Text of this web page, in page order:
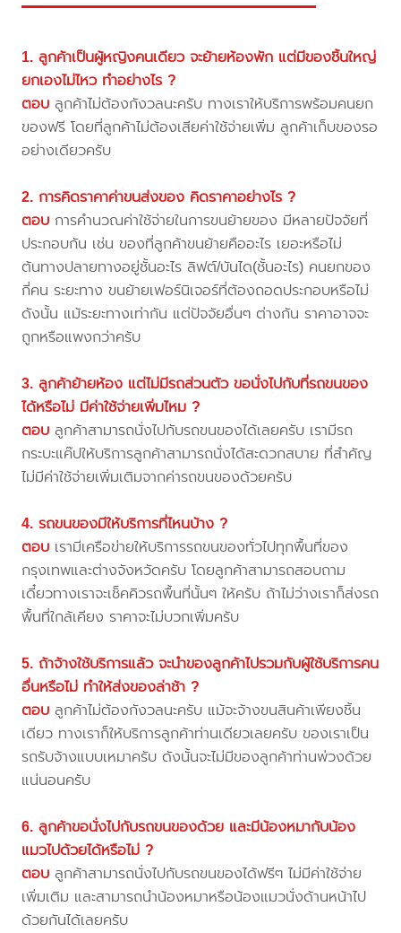
1. ลูกค้าเป็นผู้หญิงคนเดียว จะย้ายห้องพัก แต่มีของชิ้นใหญ่
ยกเองไม่ไหว ทำอย่างไร ?
ตอบ ลูกค้าไม่ต้องกังวลนะครับ ทางเราให้บริการพร้อมคนยก
ของฟรี โดยที่ลูกค้าไม่ต้องเสียค่าใช้จ่ายเพิ่ม ลูกค้าเก็บของรอ
อย่างเดียวครับ
2. การคิดราคาค่าขนส่งของ คิดราคาอย่างไร ?
ตอบ การคำนวณค่าใช้จ่ายในการขนย้ายของ มีหลายปัจจัยที่
ประกอบกัน เช่น ของที่ลูกค้าขนย้ายคืออะไร เยอะหรือไม่
ต้นทางปลายทางอยู่ชั้นอะไร ลิฟต์/บันได(ชั้นอะไร) คนยกของ
กี่คน ระยะทาง ขนย้ายเฟอร์นิเจอร์ที่ต้องถอดประกอบหรือไม่
ดังนั้น แม้ระยะทางเท่ากัน แต่ปัจจัยอื่นๆ ต่างกัน ราคาอาจจะ
ถูกหรือแพงกว่าครับ
3. ลูกค้าย้ายห้อง แต่ไม่มีรถส่วนตัว ขอนั่งไปกับที่รถขนของ
ได้หรือไม่ มีค่าใช้จ่ายเพิ่มไหม ?
ตอบ ลูกค้าสามารถนั่งไปกับรถขนของได้เลยครับ เรามีรถ
กระบะแค๊ปให้บริการลูกค้าสามารถนั่งได้สะดวกสบาย ที่สำคัญ
ไม่มีค่าใช้จ่ายเพิ่มเติมจากค่ารถขนของด้วยครับ
4. รถขนของมีให้บริการที่ไหนบ้าง ?
ตอบ เรามีเครือข่ายให้บริการรถขนของทั่วไปทุกพื้นที่ของ
กรุงเทพและต่างจังหวัดครับ โดยลูกค้าสามารถสอบถาม
เดี๋ยวทางเราจะเช็คคิวรถพื้นที่นั้นๆ ให้ครับ ถ้าไม่ว่างเราก็ส่งรถ
พื้นที่ใกล้เคียง ราคาจะไม่บวกเพิ่มครับ
5. ถ้าจ้างใช้บริการแล้ว จะนำของลูกค้าไปรวมกับผู้ใช้บริการคน
อื่นหรือไม่ ทำให้ส่งของล่าช้า ?
ตอบ ลูกค้าไม่ต้องกังวลนะครับ แม้จะจ้างขนสินค้าเพียงชิ้น
เดียว ทางเราก็ให้บริการลูกค้าท่านเดียวเลยครับ ของเราเป็น
รถรับจ้างแบบเหมาครับ ดังนั้นจะไม่มีของลูกค้าท่านพ่วงด้วย
แน่นอนครับ
6. ลูกค้าขอนั่งไปกับรถขนของด้วย และมีน้องหมากับน้อง
แมวไปด้วยได้หรือไม่ ?
ตอบ ลูกค้าสามารถนั่งไปกับรถขนของได้ฟรีๆ ไม่มีค่าใช้จ่าย
เพิ่มเติม และสามารถนำน้องหมาหรือน้องแมวนั่งด้านหน้าไป
ด้วยกันได้เลยครับ